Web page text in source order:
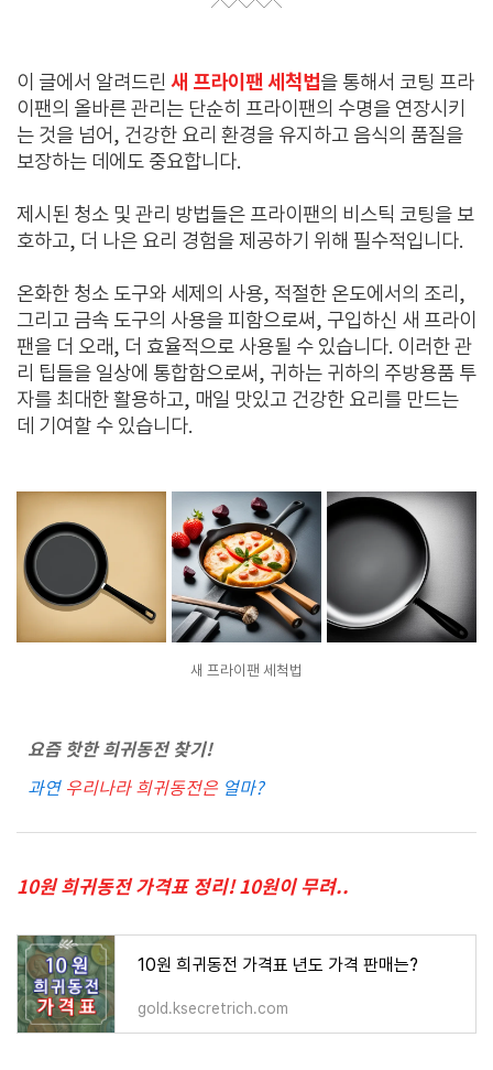
이 글에서 알려드린 새 프라이팬 세척법을 통해서 코팅 프라
이팬의 올바른 관리는 단순히 프라이팬의 수명을 연장시키
는 것을 넘어, 건강한 요리 환경을 유지하고 음식의 품질을
보장하는 데에도 중요합니다.
제시된 청소 및 관리 방법들은 프라이팬의 비스틱 코팅을 보
호하고, 더 나은 요리 경험을 제공하기 위해 필수적입니다.
온화한 청소 도구와 세제의 사용, 적절한 온도에서의 조리,
그리고 금속 도구의 사용을 피함으로써, 구입하신 새 프라이
팬을 더 오래, 더 효율적으로 사용될 수 있습니다. 이러한 관
리 팁들을 일상에 통합함으로써, 귀하는 귀하의 주방용품 투
자를 최대한 활용하고, 매일 맛있고 건강한 요리를 만드는
데 기여할 수 있습니다.
새 프라이팬 세척법
요즘 핫한 희귀동전 찾기!
과연우리나라 희귀동전은 얼마?
10원 희귀동전 가격표 정리! 10원이 무려..
10원 희귀동전 가격표 년도 가격 판매는?
gold.ksecretrich.com